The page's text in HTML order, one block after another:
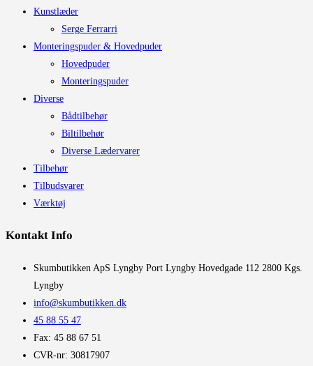
Kunstlæder
Serge Ferrarri
Monteringspuder & Hovedpuder
Hovedpuder
Monteringspuder
Diverse
Bådtilbehør
Biltilbehør
Diverse Lædervarer
Tilbehør
Tilbudsvarer
Værktøj
Kontakt Info
​Skumbutikken ApS Lyngby Port Lyngby Hovedgade 112 2800 Kgs.
Lyngby
info@skumbutikken.dk
45 88 55 47
Fax: 45 88 67 51
CVR-nr: 30817907